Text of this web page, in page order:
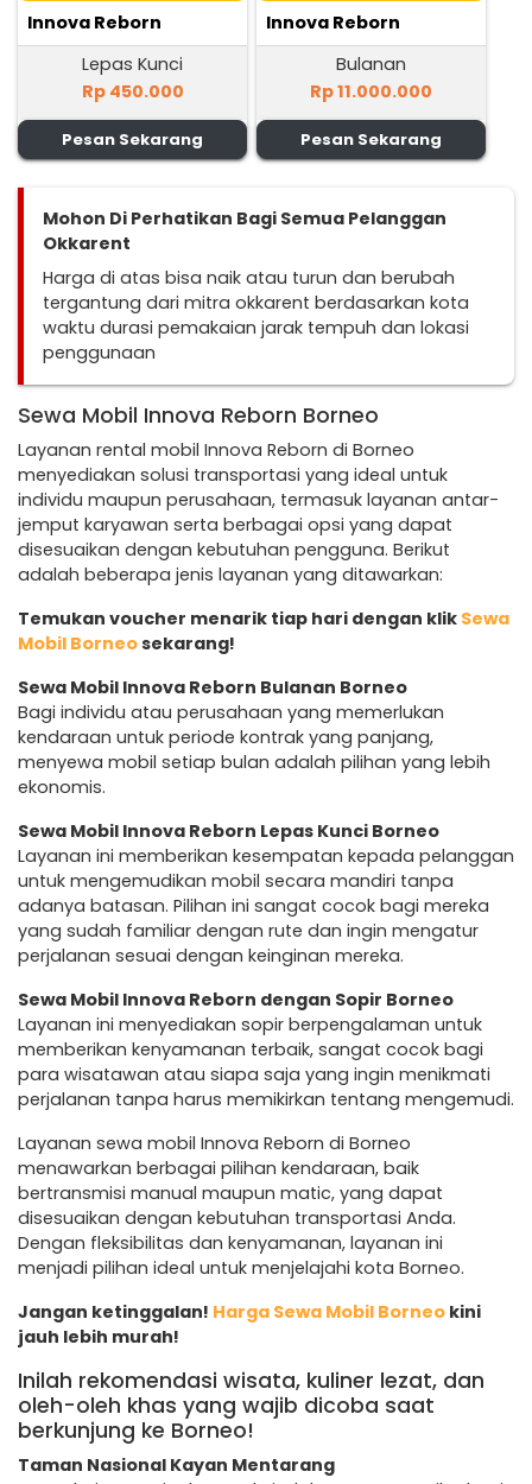
Innova Reborn
Lepas Kunci
Rp 450.000
Pesan Sekarang
Innova Reborn
Bulanan
Rp 11.000.000
Pesan Sekarang
Mohon Di Perhatikan Bagi Semua Pelanggan
Okkarent
Harga di atas bisa naik atau turun dan berubah
tergantung dari mitra okkarent berdasarkan kota
waktu durasi pemakaian jarak tempuh dan lokasi
penggunaan
Sewa Mobil Innova Reborn Borneo
Layanan rental mobil Innova Reborn di Borneo
menyediakan solusi transportasi yang ideal untuk
individu maupun perusahaan, termasuk layanan antar-
jemput karyawan serta berbagai opsi yang dapat
disesuaikan dengan kebutuhan pengguna. Berikut
adalah beberapa jenis layanan yang ditawarkan:
Temukan voucher menarik tiap hari dengan klik Sewa
Mobil Borneosekarang!
Sewa Mobil Innova Reborn Bulanan Borneo
Bagi individu atau perusahaan yang memerlukan
kendaraan untuk periode kontrak yang panjang,
menyewa mobil setiap bulan adalah pilihan yang lebih
ekonomis.
Sewa Mobil Innova Reborn Lepas Kunci Borneo
Layanan ini memberikan kesempatan kepada pelanggan
untuk mengemudikan mobil secara mandiri tanpa
adanya batasan. Pilihan ini sangat cocok bagi mereka
yang sudah familiar dengan rute dan ingin mengatur
perjalanan sesuai dengan keinginan mereka.
Sewa Mobil Innova Reborn dengan Sopir Borneo
Layanan ini menyediakan sopir berpengalaman untuk
memberikan kenyamanan terbaik, sangat cocok bagi
para wisatawan atau siapa saja yang ingin menikmati
perjalanan tanpa harus memikirkan tentang mengemudi.
Layanan sewa mobil Innova Reborn di Borneo
menawarkan berbagai pilihan kendaraan, baik
bertransmisi manual maupun matic, yang dapat
disesuaikan dengan kebutuhan transportasi Anda.
Dengan fleksibilitas dan kenyamanan, layanan ini
menjadi pilihan ideal untuk menjelajahi kota Borneo.
Jangan ketinggalan! Harga Sewa Mobil Borneo kini
jauh lebih murah!
Inilah rekomendasi wisata, kuliner lezat, dan
oleh-oleh khas yang wajib dicoba saat
berkunjung ke Borneo!
Taman Nasional Kayan Mentarang